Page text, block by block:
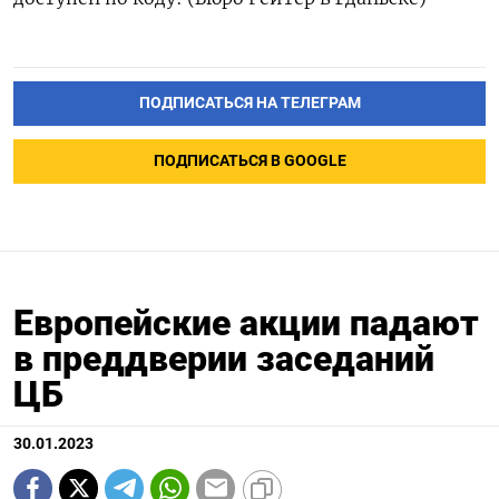
ПОДПИСАТЬСЯ НА ТЕЛЕГРАМ
ПОДПИСАТЬСЯ В GOOGLE
Европейские акции падают
в преддверии заседаний
ЦБ
30.01.2023